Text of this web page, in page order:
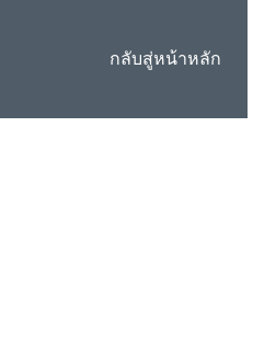
กลับสู่หน้าหลัก